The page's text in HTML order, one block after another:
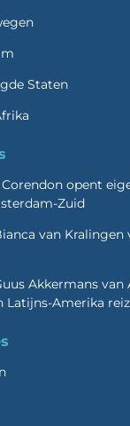
Staten
opent
Zuid
van Kralingen
Akkermans van
Latijns-Amerika